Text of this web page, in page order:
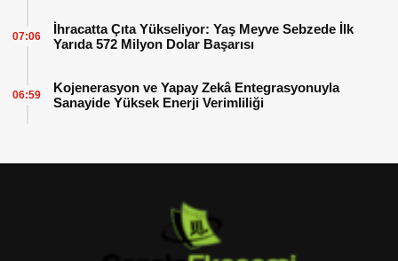
İhracatta Çıta Yükseliyor: Yaş Meyve Sebzede İlk
Yarıda 572 Milyon Dolar Başarısı
07:06
Kojenerasyon ve Yapay Zekâ Entegrasyonuyla
Sanayide Yüksek Enerji Verimliliği
06:59